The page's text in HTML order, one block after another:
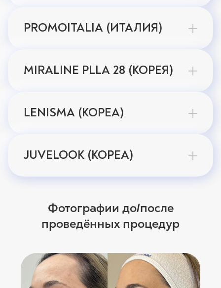
PROMOITALIA (ИТАЛИЯ)
MIRALINE PLLA 28 (КОРЕЯ)
LENISMA (КОРЕА)
JUVELOOK (КОРЕА)
Фотографии до/после
проведённых процедур